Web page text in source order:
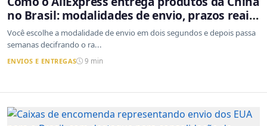
no Brasil: modalidades de envio, prazos reais
e o que a Cainiao tem a ver com isso
Você escolhe a modalidade de envio em dois segundos e depois passa
semanas decifrando o ra...
ENVIOS E ENTREGAS 9 min